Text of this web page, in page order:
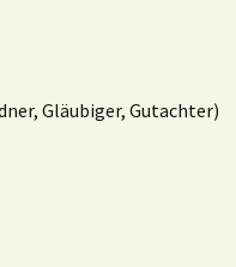
Gläubiger, Gutachter)